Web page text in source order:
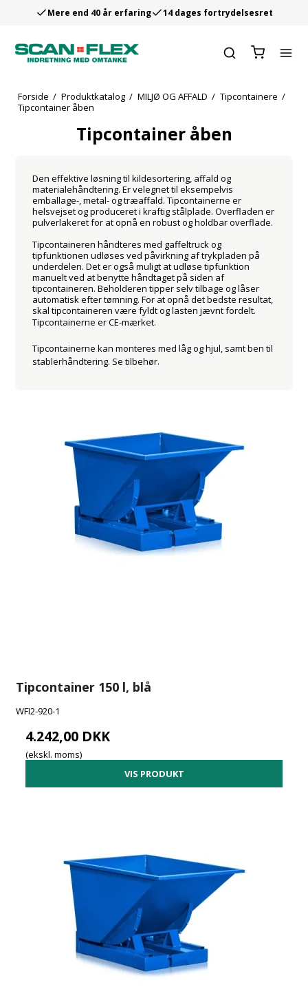
Mere end 40 år erfaring 14 dages fortrydelsesret
Forside / Produktkatalog / MILJØ OG AFFALD / Tipcontainere /
Tipcontainer åben
Tipcontainer åben
Den effektive løsning til kildesortering, affald og
materialehåndtering. Er velegnet til eksempelvis
emballage-, metal- og træaffald. Tipcontainerne er
helsvejset og produceret i kraftig stålplade. Overfladen er
pulverlakeret for at opnå en robust og holdbar overflade.
Tipcontaineren håndteres med gaffeltruck og
tipfunktionen udløses ved påvirkning af trykpladen på
underdelen. Det er også muligt at udløse tipfunktion
manuelt ved at benytte håndtaget på siden af
tipcontaineren. Beholderen tipper selv tilbage og låser
automatisk efter tømning. For at opnå det bedste resultat,
skal tipcontaineren være fyldt og lasten jævnt fordelt.
Tipcontainerne er CE-mærket.
Tipcontainerne kan monteres med låg og hjul, samt ben til
stablerhåndtering. Se tilbehør.
Tipcontainer 150 l, blå
WFI2-920-1
4.242,00 DKK
(ekskl. moms)
VIS PRODUKT